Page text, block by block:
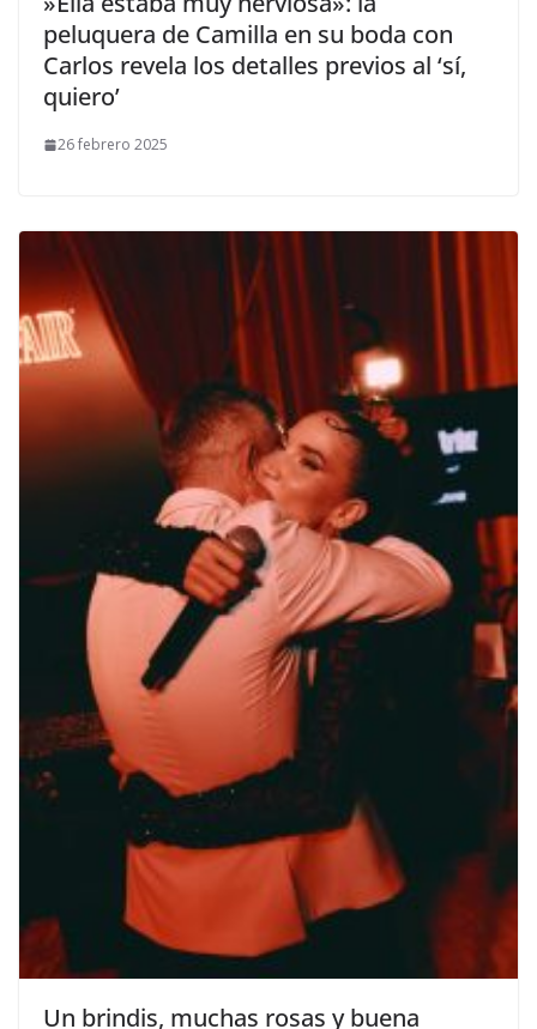
peluquera de Camilla en su boda con
Carlos revela los detalles previos al ‘sí,
quiero’
26 febrero 2025
​Un brindis, muchas rosas y buena